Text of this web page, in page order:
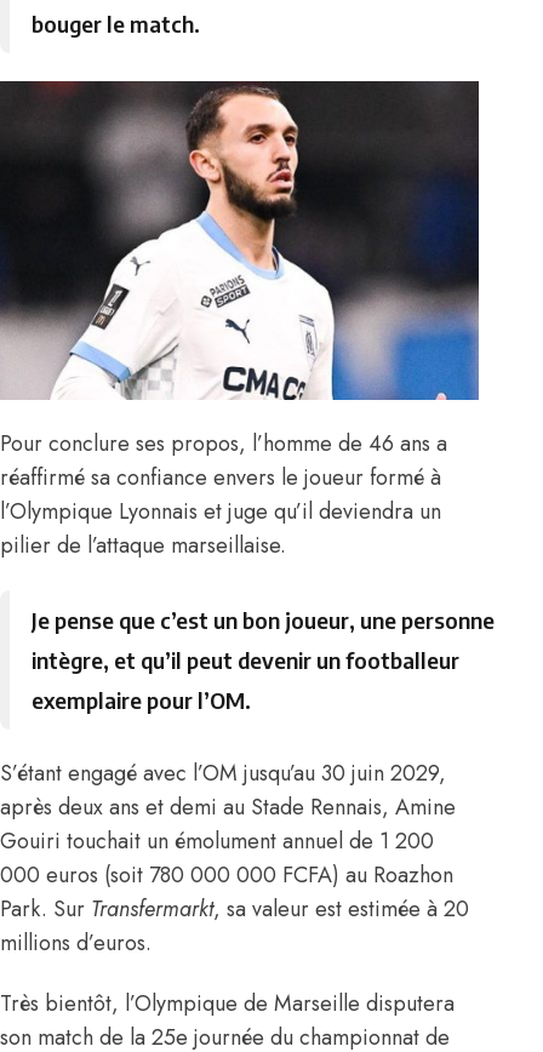
bouger le match.
Pour conclure ses propos, l’homme de 46 ans a
réaffirmé sa confiance envers le joueur formé à
l’Olympique Lyonnais et juge qu’il deviendra un
pilier de l’attaque marseillaise.
Je pense que c’est un bon joueur, une personne
intègre, et qu’il peut devenir un footballeur
exemplaire pour l’OM.
S’étant engagé avec l’OM jusqu’au 30 juin 2029,
après deux ans et demi au Stade Rennais, Amine
Gouiri touchait un émolument annuel de 1 200
000 euros (soit 780 000 000 FCFA) au Roazhon
Park. Sur Transfermarkt, sa valeur est estimée à 20
millions d’euros.
Très bientôt, l’Olympique de Marseille disputera
son match de la 25e journée du championnat de